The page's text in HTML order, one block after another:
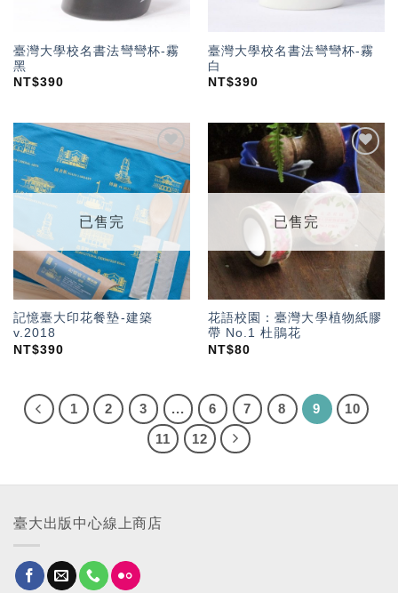
臺灣大學校名書法彎彎杯-霧
黑
NT$390
臺灣大學校名書法彎彎杯-霧
白
NT$390
加入
「願
望輕
已售完
記憶臺大印花餐墊-建築
v.2018
NT$390
加入
「願
望輕
單」
已售完
花語校園：臺灣大學植物紙膠
帶 No.1 杜鵑花
NT$80
1 2 3 ... 6 7 8 9
10
11
12
臺大出版中心線上商店